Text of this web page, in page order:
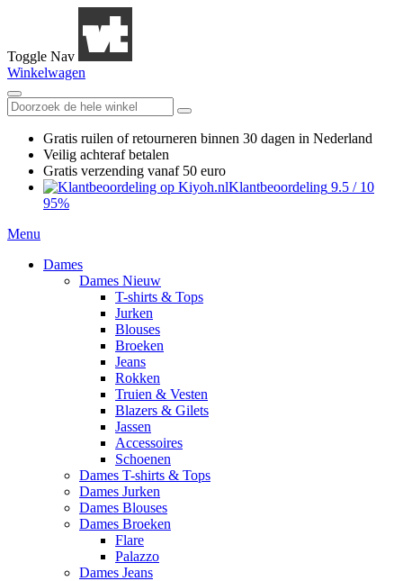
Toggle Nav
Winkelwagen
Gratis ruilen of retourneren binnen 30 dagen in Nederland
Veilig achteraf betalen
Gratis verzending vanaf 50 euro
Klantbeoordeling 9.5 / 10
95%
Menu
Dames
Dames Nieuw
T-shirts & Tops
Jurken
Blouses
Broeken
Jeans
Rokken
Truien & Vesten
Blazers & Gilets
Jassen
Accessoires
Schoenen
Dames T-shirts & Tops
Dames Jurken
Dames Blouses
Dames Broeken
Flare
Palazzo
Dames Jeans